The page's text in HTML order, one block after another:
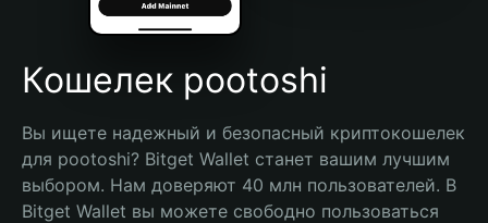
Español (Argentina)
Кошелек pootoshi
Вы ищете надежный и безопасный криптокошелек
для pootoshi? Bitget Wallet станет вашим лучшим
выбором. Нам доверяют 40 млн пользователей. В
Bitget Wallet вы можете свободно пользоваться